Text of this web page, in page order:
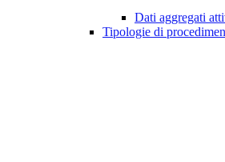
Dati aggregati
Tipologie di